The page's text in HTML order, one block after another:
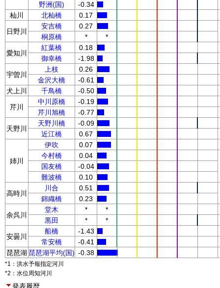
野洲(国)
-0.34
杣川
北杣橋 0.17
日野川
安吉橋
0.27
桐原橋
* *
愛知川
紅葉橋
0.18
御幸橋
-1.98
宇曽川
上枝
0.26
金沢大橋
-0.61
犬上川
千鳥橋 -0.50
芹川
中川原橋
-0.19
芹川旭橋
-0.77
天野川
天野川橋
-0.09
近江橋
0.67
姉川
伊吹
0.07
今村橋
0.04
国友橋
-0.04
難波橋
0.10
高時川
川合
0.51
錦織橋
0.23
余呉川
堂木 *
*
黒田
* *
安曇川
船橋
-1.43
常安橋
-0.41
琵琶湖 琵琶湖平均(国) -0.38
*1：洪水予報指定河川
*2：水位周知河川
発表履歴